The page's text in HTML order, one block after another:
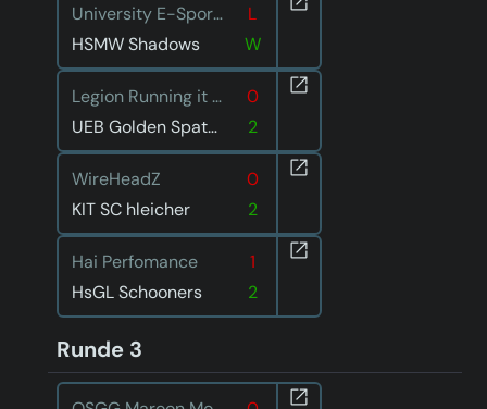
University E-Sport Saar 2
L
HSMW Shadows
W
Legion Running it down
0
UEB Golden Spatuler
2
WireHeadZ
0
KIT SC hleicher
2
Hai Perfomance
1
HsGL Schooners
2
Runde 3